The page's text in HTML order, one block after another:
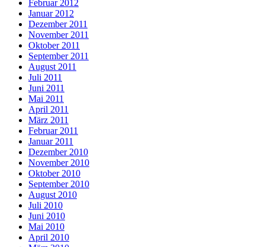
Februar 2012
Januar 2012
Dezember 2011
November 2011
Oktober 2011
September 2011
August 2011
Juli 2011
Juni 2011
Mai 2011
April 2011
März 2011
Februar 2011
Januar 2011
Dezember 2010
November 2010
Oktober 2010
September 2010
August 2010
Juli 2010
Juni 2010
Mai 2010
April 2010